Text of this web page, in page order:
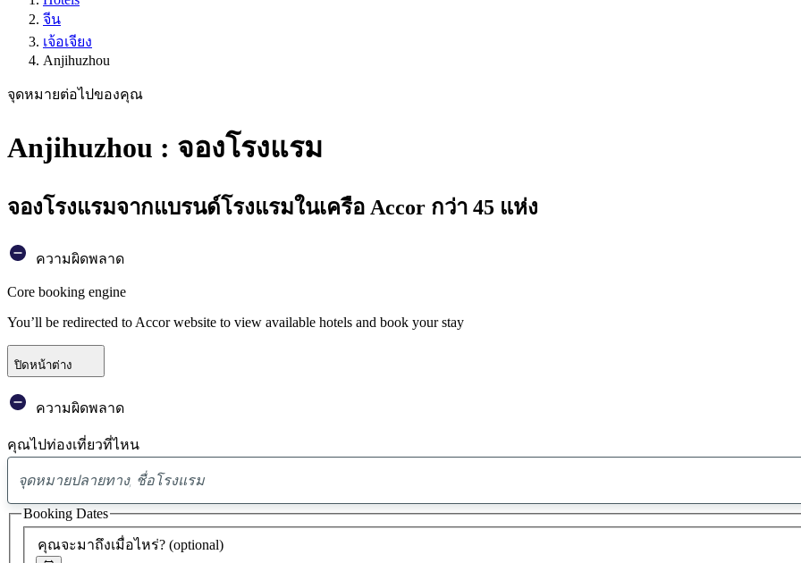
จีน
เจ้อเจียง
Anjihuzhou
จุดหมายต่อไปของคุณ
Anjihuzhou : จองโรงแรม
จองโรงแรมจากแบรนด์โรงแรมในเครือ Accor กว่า 45 แห่ง
ความผิดพลาด
Core booking engine
You’ll be redirected to Accor website to view available hotels and book your stay
ปิดหน้าต่าง
ความผิดพลาด
คุณไปท่องเที่ยวที่ไหน
ข้อ
เสนอ
คุณจะมาถึงเมื่อไหร่? (optional)
Booking Dates